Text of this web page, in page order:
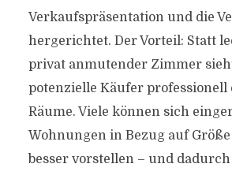
Verkaufspräsentation und die
hergerichtet. Der Vorteil: Statt
privat anmutender Zimmer
potenzielle Käufer
Räume. Viele können sich
Wohnungen in Bezug auf
besser vorstellen – und